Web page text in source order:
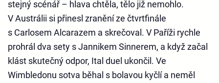
stejný scénář – hlava chtěla, tělo již nemohlo.
V Austrálii si přinesl zranění ze čtvrtfinále
s Carlosem Alcarazem a skrečoval. V Paříži rychle
prohrál dva sety s Jannikem Sinnerem, a když začal
klást skutečný odpor, Ital duel ukončil. Ve
Wimbledonu sotva běhal s bolavou kyčlí a neměl